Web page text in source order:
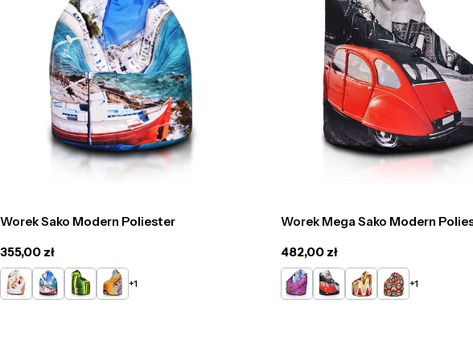
Worek Sako Modern Poliester
Cena
regularna
355,00 zł
DG12
DG13 DG14 DG16 +1
Worek Mega Sako Modern
Cena
regularna
482,00 zł
DG11
DG15 DG79 DG80 +1